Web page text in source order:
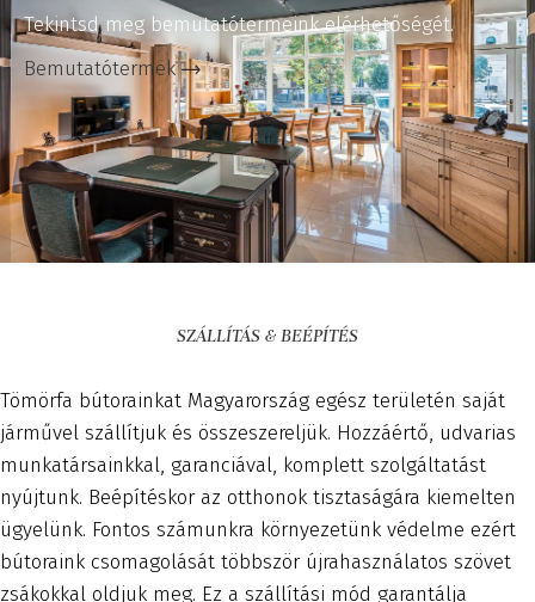
Tekintsd meg bemutatótermeink elérhetőségét.
Bemutatótermek
SZÁLLÍTÁS & BEÉPÍTÉS
Tömörfa bútorainkat Magyarország egész területén saját
járművel szállítjuk és összeszereljük. Hozzáértő, udvarias
munkatársainkkal, garanciával, komplett szolgáltatást
nyújtunk. Beépítéskor az otthonok tisztaságára kiemelten
ügyelünk. Fontos számunkra környezetünk védelme ezért
bútoraink csomagolását többször újrahasználatos szövet
zsákokkal oldjuk meg. Ez a szállítási mód garantálja